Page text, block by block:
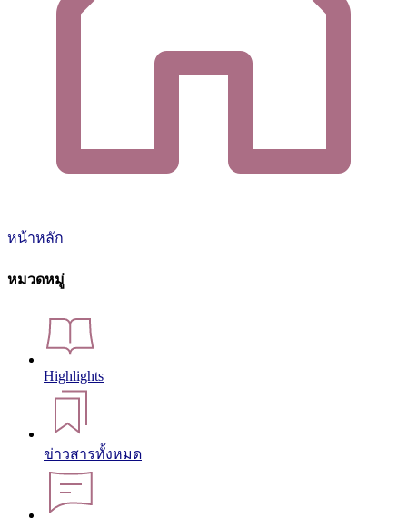
หน้าหลัก
หมวดหมู่
Highlights
ข่าวสารทั้งหมด